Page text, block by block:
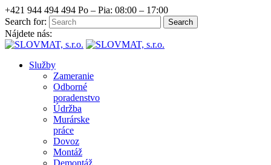
+421 944 494 494 Po – Pia: 08:00 – 17:00
Search for:
Nájdete nás:
Služby
Zameranie
Odborné
poradenstvo
Údržba
Murárske
práce
Dovoz
Montáž
Demontáž